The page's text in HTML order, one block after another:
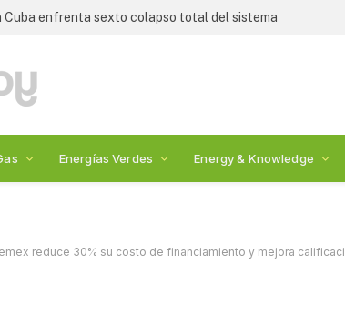
Cuba enfrenta sexto colapso total del sistema
Energías Verdes Energy & Knowledge
reduce 30% su costo de financiamiento y mejora